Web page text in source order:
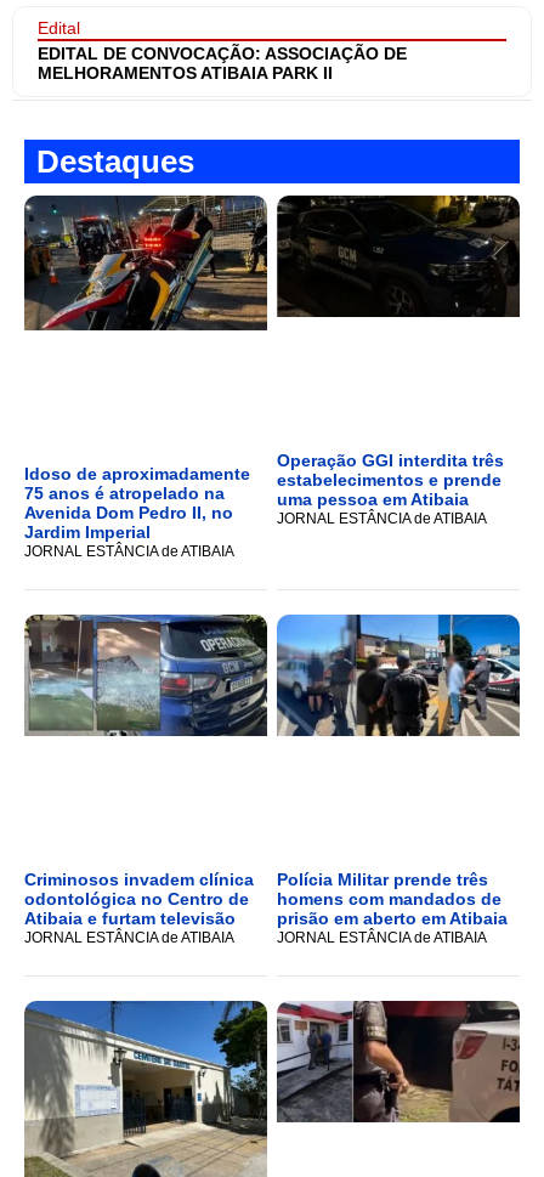
Edital
EDITAL DE CONVOCAÇÃO: ASSOCIAÇÃO DE
MELHORAMENTOS ATIBAIA PARK II
Destaques
Idoso de aproximadamente
75 anos é atropelado na
Avenida Dom Pedro II, no
Jardim Imperial
JORNAL ESTÂNCIA de ATIBAIA
Operação GGI interdita três
estabelecimentos e prende
uma pessoa em Atibaia
JORNAL ESTÂNCIA de ATIBAIA
Criminosos invadem clínica
odontológica no Centro de
Atibaia e furtam televisão
JORNAL ESTÂNCIA de ATIBAIA
Polícia Militar prende três
homens com mandados de
prisão em aberto em Atibaia
JORNAL ESTÂNCIA de ATIBAIA